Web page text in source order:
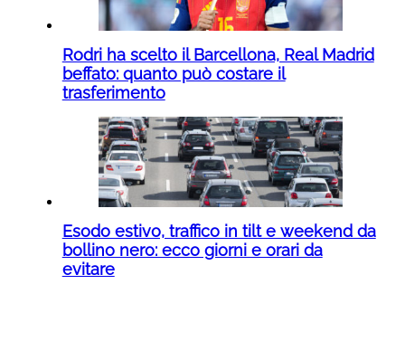
Rodri ha scelto il Barcellona, Real Madrid
beffato: quanto può costare il
trasferimento
Esodo estivo, traffico in tilt e weekend da
bollino nero: ecco giorni e orari da
evitare